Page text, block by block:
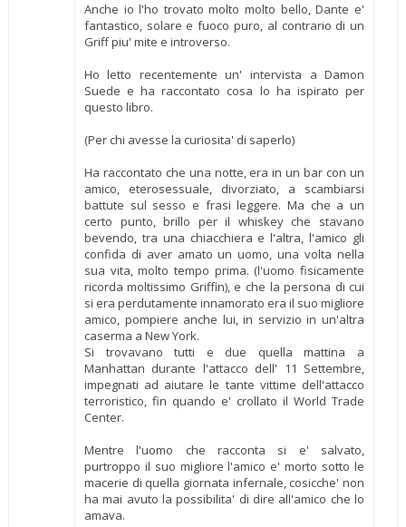
Anche io l'ho trovato molto molto bello, Dante e'
fantastico, solare e fuoco puro, al contrario di un
Griff piu' mite e introverso.
Ho letto recentemente un' intervista a Damon
Suede e ha raccontato cosa lo ha ispirato per
questo libro.
(Per chi avesse la curiosita' di saperlo)
Ha raccontato che una notte, era in un bar con un
amico, eterosessuale, divorziato, a scambiarsi
battute sul sesso e frasi leggere. Ma che a un
certo punto, brillo per il whiskey che stavano
bevendo, tra una chiacchiera e l'altra, l'amico gli
confida di aver amato un uomo, una volta nella
sua vita, molto tempo prima. (l'uomo fisicamente
ricorda moltissimo Griffin), e che la persona di cui
si era perdutamente innamorato era il suo migliore
amico, pompiere anche lui, in servizio in un'altra
caserma a New York.
Si trovavano tutti e due quella mattina a
Manhattan durante l'attacco dell' 11 Settembre,
impegnati ad aiutare le tante vittime dell'attacco
terroristico, fin quando e' crollato il World Trade
Center.
Mentre l'uomo che racconta si e' salvato,
purtroppo il suo migliore l'amico e' morto sotto le
macerie di quella giornata infernale, cosicche' non
ha mai avuto la possibilita' di dire all'amico che lo
amava.